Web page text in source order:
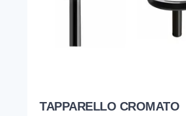
TAPPARELLO CROMATO